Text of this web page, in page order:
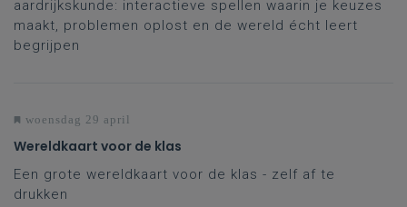
aardrijkskunde: interactieve spellen waarin je keuzes
maakt, problemen oplost en de wereld écht leert
begrijpen
woensdag 29 april
Wereldkaart voor de klas
Een grote wereldkaart voor de klas - zelf af te
drukken